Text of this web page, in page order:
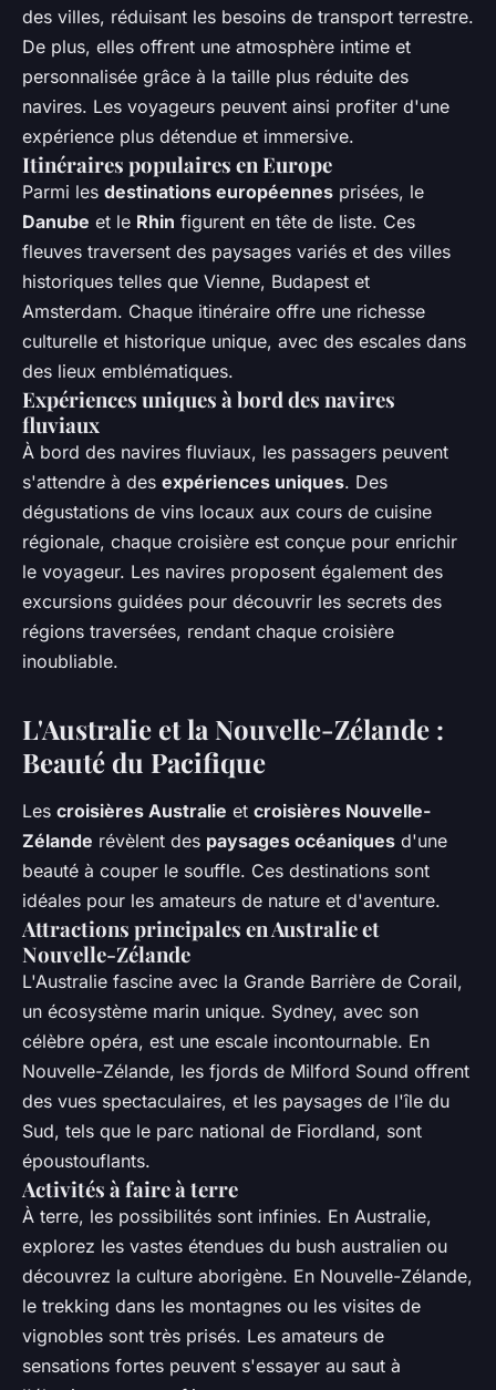
des villes, réduisant les besoins de transport terrestre.
De plus, elles offrent une atmosphère intime et
personnalisée grâce à la taille plus réduite des
navires. Les voyageurs peuvent ainsi profiter d'une
expérience plus détendue et immersive.
Itinéraires populaires en Europe
Parmi les destinations européennes prisées, le
Danube et le Rhin figurent en tête de liste. Ces
fleuves traversent des paysages variés et des villes
historiques telles que Vienne, Budapest et
Amsterdam. Chaque itinéraire offre une richesse
culturelle et historique unique, avec des escales dans
des lieux emblématiques.
Expériences uniques à bord des navires
fluviaux
À bord des navires fluviaux, les passagers peuvent
s'attendre à des expériences uniques. Des
dégustations de vins locaux aux cours de cuisine
régionale, chaque croisière est conçue pour enrichir
le voyageur. Les navires proposent également des
excursions guidées pour découvrir les secrets des
régions traversées, rendant chaque croisière
inoubliable.
L'Australie et la Nouvelle-Zélande :
Beauté du Pacifique
Les croisières Australie et croisières Nouvelle-
Zélande révèlent des paysages océaniques d'une
beauté à couper le souffle. Ces destinations sont
idéales pour les amateurs de nature et d'aventure.
Attractions principales en Australie et
Nouvelle-Zélande
L'Australie fascine avec la Grande Barrière de Corail,
un écosystème marin unique. Sydney, avec son
célèbre opéra, est une escale incontournable. En
Nouvelle-Zélande, les fjords de Milford Sound offrent
des vues spectaculaires, et les paysages de l'île du
Sud, tels que le parc national de Fiordland, sont
époustouflants.
Activités à faire à terre
À terre, les possibilités sont infinies. En Australie,
explorez les vastes étendues du bush australien ou
découvrez la culture aborigène. En Nouvelle-Zélande,
le trekking dans les montagnes ou les visites de
vignobles sont très prisés. Les amateurs de
sensations fortes peuvent s'essayer au saut à